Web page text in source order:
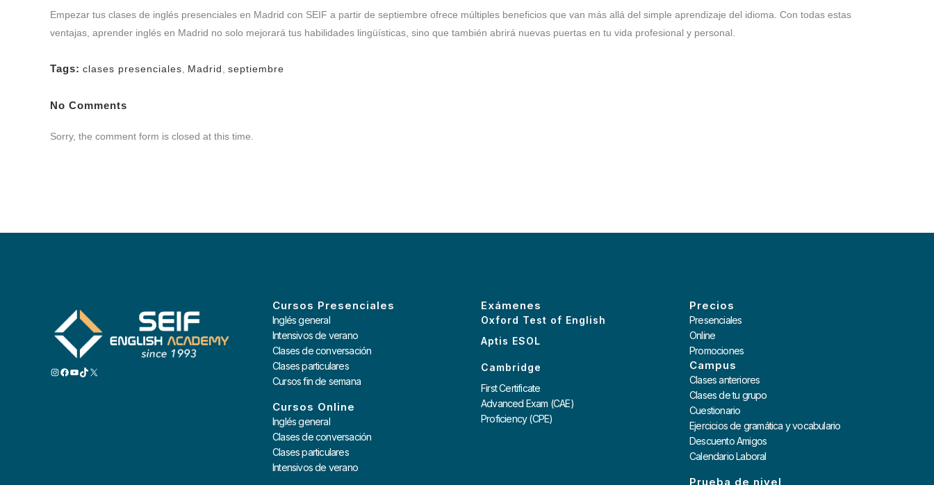
Empezar tus clases de inglés presenciales en Madrid con SEIF a partir de septiembre ofrece múltiples beneficios que van más allá del simple aprendizaje del idioma. Con todas estas
ventajas, aprender inglés en Madrid no solo mejorará tus habilidades lingüísticas, sino que también abrirá nuevas puertas en tu vida profesional y personal.
Tags: clases presenciales Madrid septiembre
No Comments
Sorry, the comment form is closed at this time.
INSTAGRAM
FACEBOOK
YOUTUBE
TIKTOK
X
Cursos Presenciales
Inglés general
Intensivos de verano
Clases de conversación
Clases particulares
Cursos fin de semana
Cursos Online
Inglés general
Clases de conversación
Clases particulares
Intensivos de verano
Exámenes
Oxford Test of English
Aptis ESOL
Cambridge
First Certificate
Advanced Exam (CAE)
Proficiency (CPE)
Precios
Presenciales
Online
Promociones
Campus
Clases anteriores
Clases de tu grupo
Cuestionario
Ejercicios de gramática y vocabulario
Descuento Amigos
Calendario Laboral
Prueba de nivel